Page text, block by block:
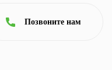
Позвоните нам